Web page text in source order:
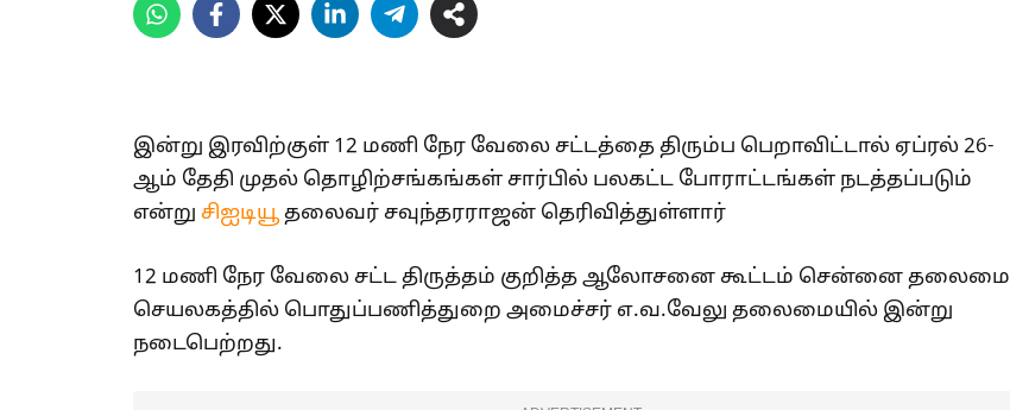
இன்று இரவிற்குள் 12 மணி நேர வேலை சட்டத்தை திரும்ப பெறாவிட்டால் ஏப்ரல் 26-
ஆம் தேதி முதல் தொழிற்சங்கங்கள் சார்பில் பலகட்ட போராட்டங்கள் நடத்தப்படும்
என்று சிஐடியூதலைவர் சவுந்தரராஜன் தெரிவித்துள்ளார்
12 மணி நேர வேலை சட்ட திருத்தம் குறித்த ஆலோசனை கூட்டம் சென்னை தலைமை
செயலகத்தில் பொதுப்பணித்துறை அமைச்சர் எ.வ.வேலு தலைமையில் இன்று
நடைபெற்றது.